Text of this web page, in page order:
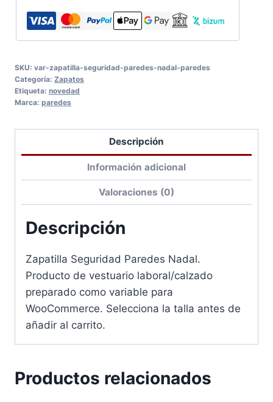
SKU: var-zapatilla-seguridad-paredes-nadal-paredes
Categoría: Zapatos
Etiqueta: novedad
Marca: paredes
Descripción
Información adicional
Valoraciones (0)
Descripción
Zapatilla Seguridad Paredes Nadal.
Producto de vestuario laboral/calzado
preparado como variable para
WooCommerce. Selecciona la talla antes de
añadir al carrito.
Productos relacionados